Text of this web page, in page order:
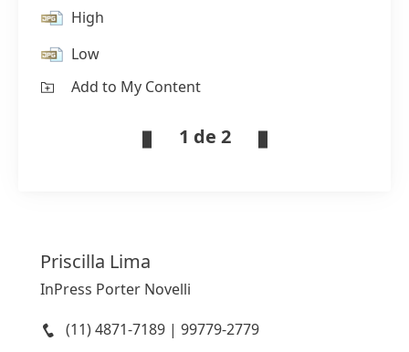
High
Low
Add to My Content
1 de 2
Priscilla Lima
InPress Porter Novelli
(11) 4871-7189 | 99779-2779